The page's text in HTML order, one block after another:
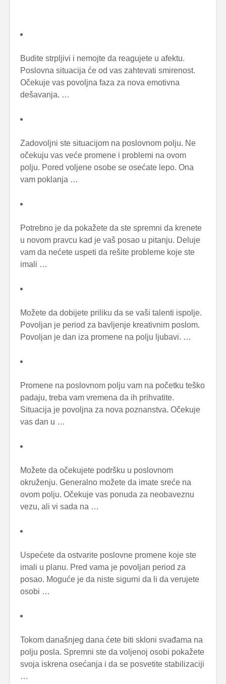
Budite strpljivi i nemojte da reagujete u afektu.
Poslovna situacija će od vas zahtevati smirenost.
Očekuje vas povoljna faza za nova emotivna
dešavanja. …
Zadovoljni ste situacijom na poslovnom polju. Ne
očekuju vas veće promene i problemi na ovom
polju. Pored voljene osobe se osećate lepo. Ona
vam poklanja …
Potrebno je da pokažete da ste spremni da krenete
u novom pravcu kad je vaš posao u pitanju. Deluje
vam da nećete uspeti da rešite probleme koje ste
imali …
Možete da dobijete priliku da se vaši talenti ispolje.
Povoljan je period za bavljenje kreativnim poslom.
Povoljan je dan iza promene na polju ljubavi. …
Promene na poslovnom polju vam na početku teško
padaju, treba vam vremena da ih prihvatite.
Situacija je povoljna za nova poznanstva. Očekuje
vas dan u …
Možete da očekujete podršku u poslovnom
okruženju. Generalno možete da imate sreće na
ovom polju. Očekuje vas ponuda za neobaveznu
vezu, ali vi sada na …
Uspećete da ostvarite poslovne promene koje ste
imali u planu. Pred vama je povoljan period za
posao. Moguće je da niste sigurni da li da verujete
osobi …
Tokom današnjeg dana ćete biti skloni svađama na
polju posla. Spremni ste da voljenoj osobi pokažete
svoja iskrena osećanja i da se posvetite stabilizaciji
…